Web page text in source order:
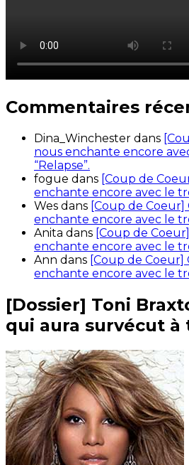
Commentaires
Dina_Winchester dans
nous enchante encore
“Relapse”.
fogue dans [Coup de
enchante encore avec le
Wes dans [Coup de
enchante encore avec le
Anita dans [Coup de
enchante encore avec le
Ann dans [Coup de Coeur]
enchante encore avec le
[Dossier] Toni
qui aura survécut à